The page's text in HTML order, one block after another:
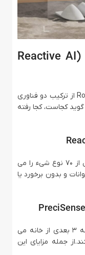
۵. سیستم ناوبری هوشمند (Reactive AI
سیستم ناوبری در Roborock S8 MaxV Ultra از ترکیب دو فناوری
کجاست، کجا رفته
با کمک دوربین RGB و نور سه‌ بعدی، بیش از ۷۰ نوع شیء را می‌
و بدون برخورد یا
این فناوری با اسکن دقیق محیط، یک نقشه 3 بعدی از خانه می‌
جمله مزایای این